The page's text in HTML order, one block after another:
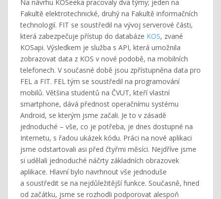
Na návrhu KOSeeka pracovaly dva týmy; jeden na
Fakultě elektrotechnické, druhý na Fakultě informačních
technologií. FIT se soustředil na vývoj serverové části,
která zabezpečuje přístup do databáze KOS, zvané
KOSapi. Výsledkem je služba s API, která umožnila
zobrazovat data z KOS v nové podobě, na mobilních
telefonech. V současné době jsou zpřístupněna data pro
FEL a FIT. FEL tým se soustředil na programování
mobilů. Většina studentů na ČVUT, kteří vlastní
smartphone, dává přednost operačnímu systému
Android, se kterým jsme začali. Je to v zásadě
jednoduché – vše, co je potřeba, je dnes dostupné na
Internetu, s řadou ukázek kódu. Práci na nové aplikaci
jsme odstartovali asi před čtyřmi měsíci. Nejdříve jsme
si udělali jednoduché náčrty základních obrazovek
aplikace. Hlavní bylo navrhnout vše jednoduše
a soustředit se na nejdůležitější funkce. Současně, hned
od začátku, jsme se rozhodli podporovat alespoň